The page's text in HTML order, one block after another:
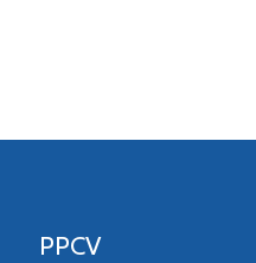
PPCV